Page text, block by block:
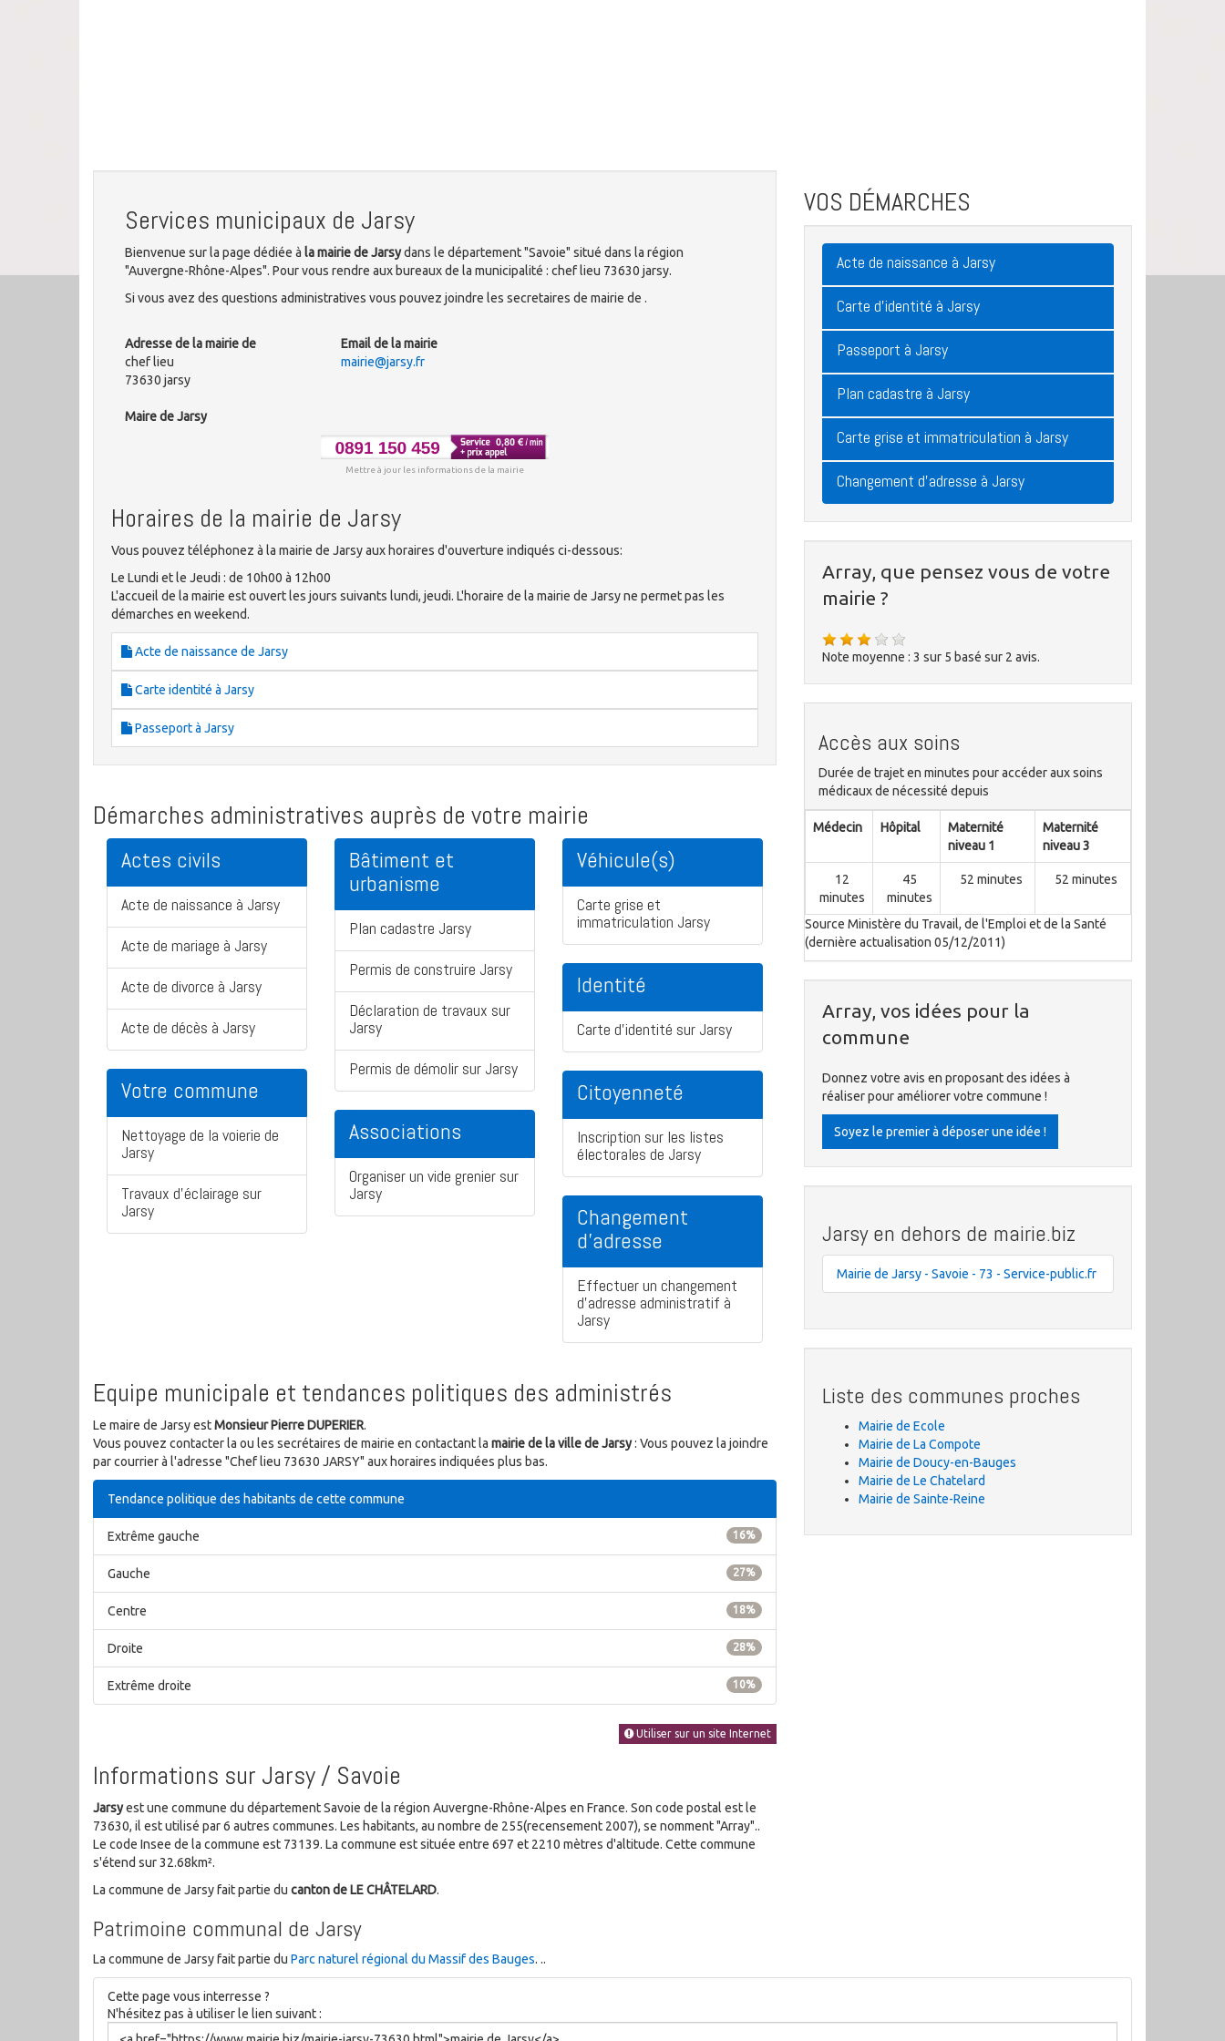
Services municipaux de Jarsy
Bienvenue sur la page dédiée à la mairie de Jarsydans le département "Savoie" situé dans la région
"Auvergne-Rhône-Alpes". Pour vous rendre aux bureaux de la municipalité : chef lieu 73630 jarsy.
Si vous avez des questions administratives vous pouvez joindre les secretaires de mairie de .
Adresse de la mairie de
chef lieu
73630 jarsy
Maire de Jarsy
Email de la mairie
mairie@jarsy.fr
Mettre à jour les informations de la mairie
Horaires de la mairie de Jarsy
Vous pouvez téléphonez à la mairie de Jarsy aux horaires d'ouverture indiqués ci-dessous:
Le Lundi et le Jeudi : de 10h00 à 12h00
L'accueil de la mairie est ouvert les jours suivants lundi, jeudi. L'horaire de la mairie de Jarsy ne permet pas les
démarches en weekend.
Acte de naissance de Jarsy
Carte identité à Jarsy
Passeport à Jarsy
Démarches administratives auprès de votre mairie
Actes civils
Acte de naissance à Jarsy
Acte de mariage à Jarsy
Acte de divorce à Jarsy
Acte de décès à Jarsy
Votre commune
Nettoyage de la voierie de
Jarsy
Travaux d'éclairage sur
Jarsy
Bâtiment et
urbanisme
Plan cadastre Jarsy
Permis de construire Jarsy
Déclaration de travaux sur
Jarsy
Permis de démolir sur Jarsy
Associations
Organiser un vide grenier sur
Jarsy
Véhicule(s)
Carte grise et
immatriculation Jarsy
Identité
Carte d'identité sur Jarsy
Citoyenneté
Inscription sur les listes
électorales de Jarsy
Changement
d'adresse
Effectuer un changement
d'adresse administratif à
Jarsy
Equipe municipale et tendances politiques des administrés
Le maire de Jarsy estMonsieur Pierre DUPERIER.
Vous pouvez contacter la ou les secrétaires de mairie en contactant la mairie de la ville de Jarsy: Vous pouvez la joindre
par courrier à l'adresse "Chef lieu 73630 JARSY" aux horaires indiquées plus bas.
Tendance politique des habitants de cette commune
16%
Extrême gauche
27%
Gauche
18%
Centre
28%
Droite
10%
Extrême droite
Utiliser sur un site Internet
Informations sur Jarsy / Savoie
Jarsyest une commune du département Savoie de la région Auvergne-Rhône-Alpes en France. Son code postal est le
73630, il est utilisé par 6 autres communes. Les habitants, au nombre de 255(recensement 2007), se nomment "Array"..
Le code Insee de la commune est 73139. La commune est située entre 697 et 2210 mètres d'altitude. Cette commune
s'étend sur 32.68km².
La commune de Jarsy fait partie du canton de LE CHÂTELARD.
Patrimoine communal de Jarsy
La commune de Jarsy fait partie du Parc naturel régional du Massif des Bauges. ..
VOS DÉMARCHES
Acte de naissance à Jarsy
Carte d'identité à Jarsy
Passeport à Jarsy
Plan cadastre à Jarsy
Carte grise et immatriculation à Jarsy
Changement d'adresse à Jarsy
Array, que pensez vous de votre
mairie ?
Note moyenne : 3 sur 5 basé sur 2 avis.
Accès aux soins
Durée de trajet en minutes pour accéder aux soins
médicaux de nécessité depuis
Médecin Hôpital
Maternité
niveau 1
Maternité
niveau 3
12
minutes
45
minutes
52 minutes 52 minutes
Source Ministère du Travail, de l'Emploi et de la Santé
(dernière actualisation 05/12/2011)
Array, vos idées pour la
commune
Donnez votre avis en proposant des idées à
réaliser pour améliorer votre commune !
Soyez le premier à déposer une idée !
Jarsy en dehors de mairie.biz
Mairie de Jarsy - Savoie - 73 - Service-public.fr
Liste des communes proches
Mairie de Ecole
Mairie de La Compote
Mairie de Doucy-en-Bauges
Mairie de Le Chatelard
Mairie de Sainte-Reine
Cette page vous interresse ?
N'hésitez pas à utiliser le lien suivant :